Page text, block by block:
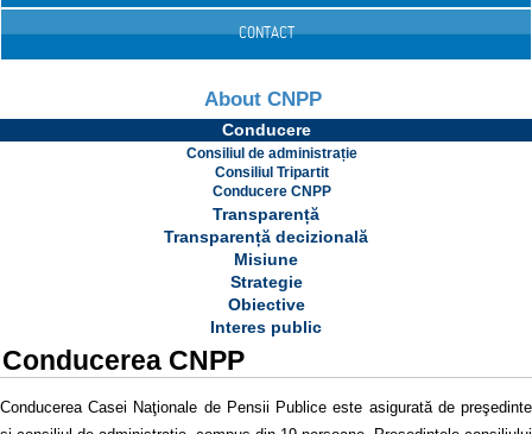
CONTACT
About CNPP
Conducere
Consiliul de administrație
Consiliul Tripartit
Conducere CNPP
Transparență
Transparență decizională
Misiune
Strategie
Obiective
Interes public
Conducerea CNPP
Conducerea Casei Naţionale de Pensii Publice este asigurată de preşedinte